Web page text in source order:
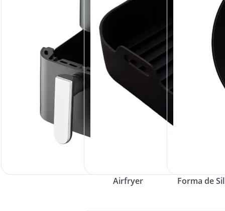
Airfryer Forma de